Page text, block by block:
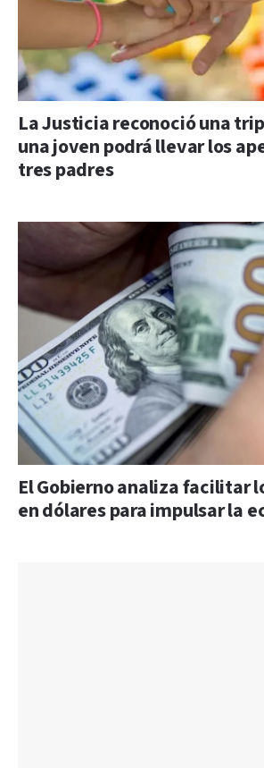
La Justicia reconoció una
una joven podrá llevar los
tres padres
El Gobierno analiza facilitar
en dólares para impulsar la